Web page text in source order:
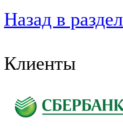
Назад в раздел
Клиенты